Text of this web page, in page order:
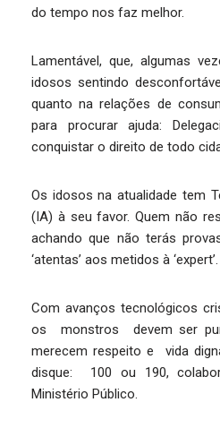
do tempo nos faz melhor.
Lamentável, que, algumas
idosos sentindo
quanto na relações de
para procurar ajuda:
conquistar o direito de todo
Os idosos na atualidade tem
(IA) à seu favor. Quem não
achando que não terás
‘atentas’ aos metidos à ‘expert’.
Com avanços tecnológicos
os monstros devem ser
merecem respeito e vida
disque: 100 ou 190,
Ministério Público.